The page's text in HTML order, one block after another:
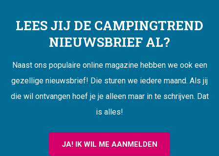
LEES JIJ DE CAMPINGTREND
NIEUWSBRIEF AL?
Naast ons populaire online magazine hebben we ook een
gezellige nieuwsbrief! Die sturen we iedere maand. Als jij
die wil ontvangen hoef je je alleen maar in te schrijven. Dat
is alles!
JA! IK WIL ME AANMELDEN